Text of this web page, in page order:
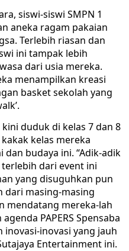
siswi-siswi SMPN 1
aneka ragam pakaian
Terlebih riasan dan
ini tampak lebih
dari usia mereka.
menampilkan kreasi
basket sekolah yang
duduk di kelas 7 dan 8
kelas mereka
budaya ini. “Adik-adik
dari event ini
yang disuguhkan pun
dari masing-masing
mendatang mereka-lah
PAPERS Spensaba
inovasi-inovasi yang jauh
Entertainment ini.